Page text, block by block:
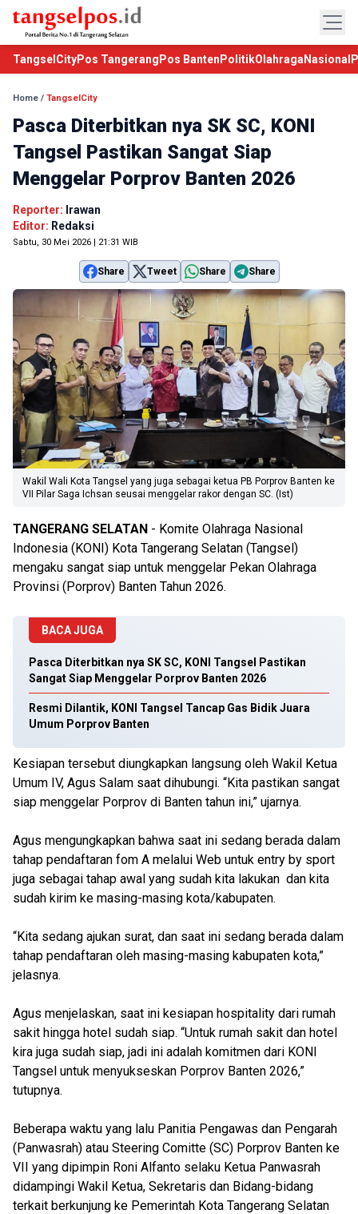
TangselCityPos Tangerang Pos Banten PolitikOlahraga Nasional
Home / TangselCity
Pasca Diterbitkan nya SK SC, KONI
Tangsel Pastikan Sangat Siap
Menggelar Porprov Banten 2026
Reporter: Irawan
Editor: Redaksi
Sabtu, 30 Mei 2026 | 21:31 WIB
Share Tweet Share Share
Wakil Wali Kota Tangsel yang juga sebagai ketua PB Porprov Banten ke
VII Pilar Saga Ichsan seusai menggelar rakor dengan SC. (Ist)
TANGERANG SELATAN - Komite Olahraga Nasional
Indonesia (KONI) Kota Tangerang Selatan (Tangsel)
mengaku sangat siap untuk menggelar Pekan Olahraga
Provinsi (Porprov) Banten Tahun 2026.
BACA JUGA
Pasca Diterbitkan nya SK SC, KONI Tangsel Pastikan
Sangat Siap Menggelar Porprov Banten 2026
Resmi Dilantik, KONI Tangsel Tancap Gas Bidik Juara
Umum Porprov Banten
Kesiapan tersebut diungkapkan langsung oleh Wakil Ketua
Umum IV, Agus Salam saat dihubungi. “Kita pastikan sangat
siap menggelar Porprov di Banten tahun ini,” ujarnya.
Agus mengungkapkan bahwa saat ini sedang berada dalam
tahap pendaftaran fom A melalui Web untuk entry by sport
juga sebagai tahap awal yang sudah kita lakukan dan kita
sudah kirim ke masing-masing kota/kabupaten.
“Kita sedang ajukan surat, dan saat ini sedang berada dalam
tahap pendaftaran oleh masing-masing kabupaten kota,”
jelasnya.
Agus menjelaskan, saat ini kesiapan hospitality dari rumah
sakit hingga hotel sudah siap. “Untuk rumah sakit dan hotel
kira juga sudah siap, jadi ini adalah komitmen dari KONI
Tangsel untuk menyukseskan Porprov Banten 2026,”
tutupnya.
Beberapa waktu yang lalu Panitia Pengawas dan Pengarah
(Panwasrah) atau Steering Comitte (SC) Porprov Banten ke
VII yang dipimpin Roni Alfanto selaku Ketua Panwasrah
didampingi Wakil Ketua, Sekretaris dan Bidang-bidang
terkait berkunjung ke Pemerintah Kota Tangerang Selatan